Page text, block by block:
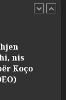
nis
Koço